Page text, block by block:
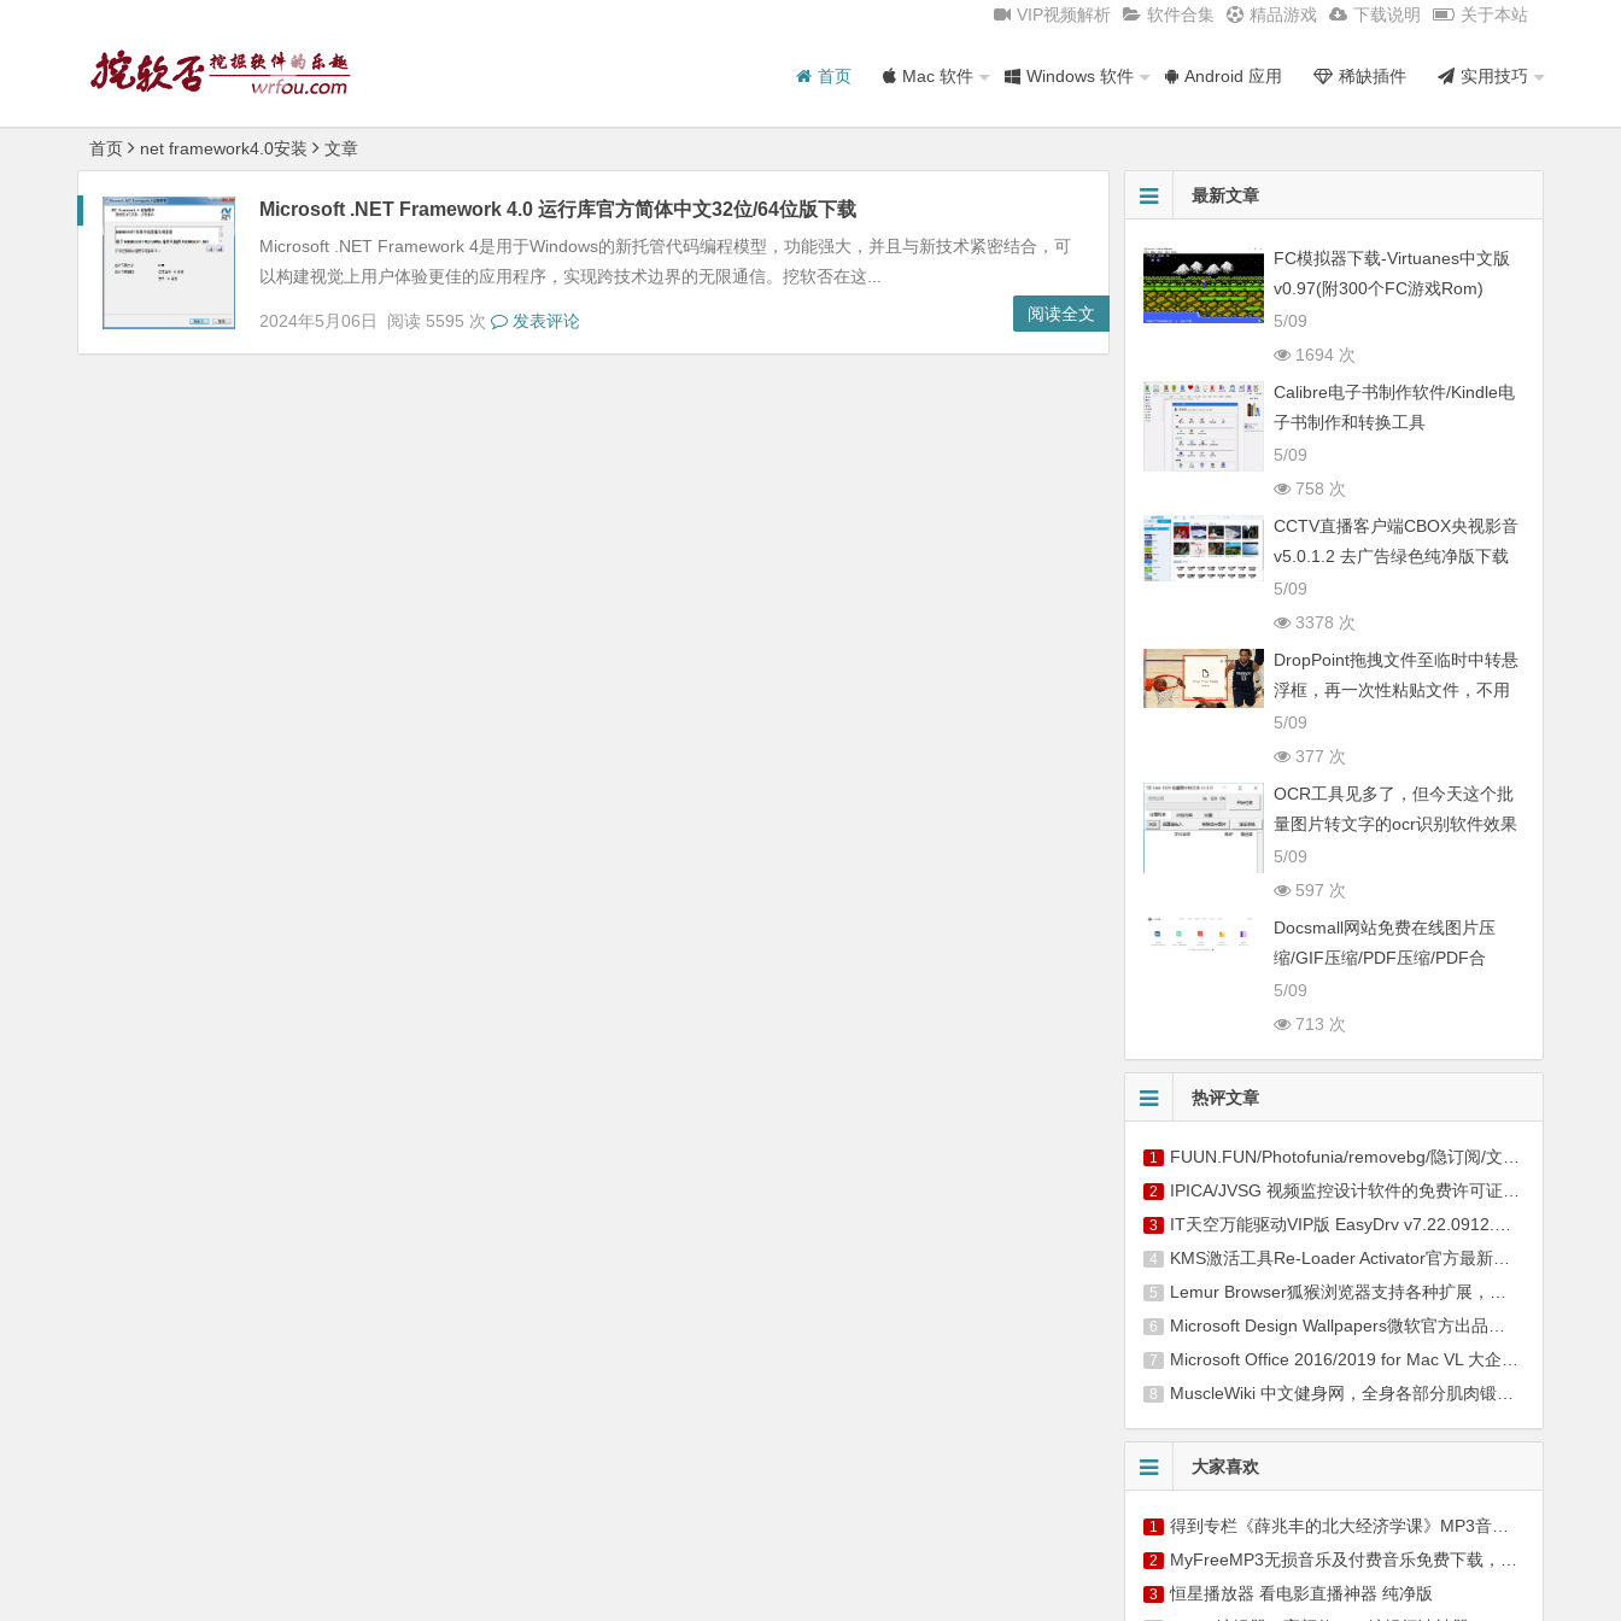
VIP视频解析 软件合集 精品游戏 下载说明 关于本站
首页 Mac 软件 Windows 软件 Android 应用 稀缺插件 实用技巧
首页 net framework4.0安装 文章
Microsoft .NET Framework 4.0 运行库官方简体中文32位/64位版下载
Microsoft .NET Framework 4是用于Windows的新托管代码编程模型，功能强大，并且与新技术紧密结合，可
以构建视觉上用户体验更佳的应用程序，实现跨技术边界的无限通信。挖软否在这...
2024年5月06日 阅读 5595 次 发表评论 阅读全文
最新文章
FC模拟器下载-Virtuanes中文版
v0.97(附300个FC游戏Rom)
5/09
1694 次
Calibre电子书制作软件/Kindle电
子书制作和转换工具
5/09
758 次
CCTV直播客户端CBOX央视影音
v5.0.1.2 去广告绿色纯净版下载
5/09
3378 次
DropPoint拖拽文件至临时中转悬
浮框，再一次性粘贴文件，不用
频繁切换窗口
5/09
377 次
OCR工具见多了，但今天这个批
量图片转文字的ocr识别软件效果
真的惊艳
5/09
597 次
Docsmall网站免费在线图片压
缩/GIF压缩/PDF压缩/PDF合
并/PFD分割五
5/09
713 次
热评文章
1 FUUN.FUN/Photofunia/removebg/隐订阅/文叔叔等7个超实用网站分享！个个逆天！
2 IPICA/JVSG 视频监控设计软件的免费许可证密钥
3 IT天空万能驱动VIP版 EasyDrv v7.22.0912.2 官方2022年9月最新版下载
4 KMS激活工具Re-Loader Activator官方最新中文版下载
5 Lemur Browser狐猴浏览器支持各种扩展，一款良心的手机浏览器
6 Microsoft Design Wallpapers微软官方出品，最牛逼的Windows美化网站
7 Microsoft Office 2016/2019 for Mac VL 大企业许可证版下载+激活工具
8 MuscleWiki 中文健身网，全身各部分肌肉锻炼方法动图教学
大家喜欢
1 得到专栏《薛兆丰的北大经济学课》MP3音频百度网盘下载+图文精校版
2 MyFreeMP3无损音乐及付费音乐免费下载，MyFreeMP3网站全网音乐随便听
3 恒星播放器 看电影直播神器 纯净版